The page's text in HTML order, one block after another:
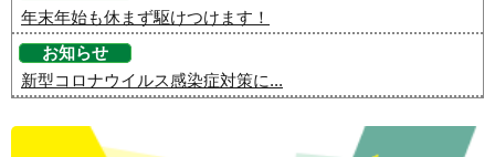
年末年始も休まず駆けつけます！
お知らせ
新型コロナウイルス感染症対策に...